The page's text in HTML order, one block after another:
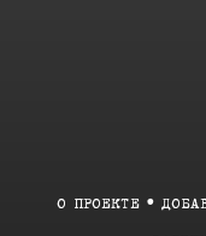
О ПРОЕКТЕ